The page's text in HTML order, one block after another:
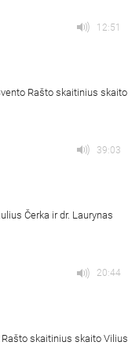
12:51
Rašto skaitinius skaito
39:03
Čerka ir dr. Laurynas
20:44
skaitinius skaito Vilius